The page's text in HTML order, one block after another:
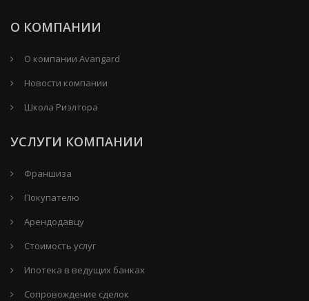
О КОМПАНИИ
О компании Avangard
Новости компании
Школа Риэлтора
УСЛУГИ КОМПАНИИ
Франшиза
Покупателю
Арендодавцу
Стоимость услуг
Ипотека в ведущих банках
Сопровождение сделок